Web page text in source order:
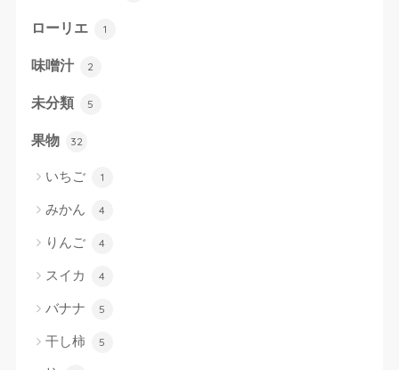
ローリエ 1
味噌汁 2
未分類 5
果物 32
いちご 1
みかん 4
りんご 4
スイカ 4
バナナ 5
干し柿 5